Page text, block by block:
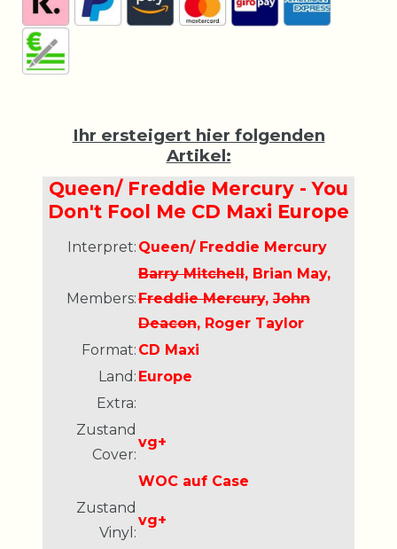
Ihr ersteigert hier folgenden
Artikel:
Queen/ Freddie Mercury - You
Don't Fool Me CD Maxi Europe
Interpret: Queen/ Freddie Mercury
Members:
Barry Mitchell, Brian May,
Freddie Mercury, John
Deacon, Roger Taylor
Format: CD Maxi
Land: Europe
Extra:
Zustand
Cover:
vg+
WOC auf Case
Zustand
Vinyl:
vg+